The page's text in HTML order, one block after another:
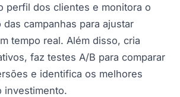
perfil dos clientes e monitora o
campanhas para ajustar
tempo real. Além disso, cria
faz testes A/B para comparar
e identifica os melhores
investimento.